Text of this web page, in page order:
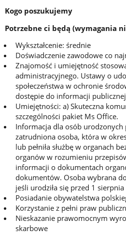
Kogo poszukujemy
Potrzebne ci będą (wymagania
Wykształcenie: średnie
Doświadczenie zawodowe co
Znajomość i umiejętność
administracyjnego. Ustawy o
społeczeństwa w ochronie
dostępie do informacji
Umiejętności: a) Skuteczna
szczególności pakiet Ms Office.
Informacja dla osób urodzonych
zatrudniona osoba, która w
lub pełniła służbę w organach
organów w rozumieniu
informacji o dokumentach
dokumentów. Osoba wybrana
jeśli urodziła się przed 1
Posiadanie obywatelstwa
Korzystanie z pełni praw
Nieskazanie prawomocnym
skarbowe